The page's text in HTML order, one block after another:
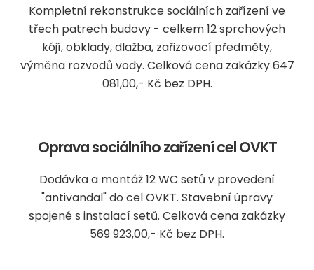
Kompletní rekonstrukce sociálních zařízení ve
třech patrech budovy - celkem 12 sprchových
kójí, obklady, dlažba, zařizovací předměty,
výměna rozvodů vody. Celková cena zakázky 647
081,00,- Kč bez DPH.
Oprava sociálního zařízení cel OVKT
Dodávka a montáž 12 WC setů v provedení
"antivandal" do cel OVKT. Stavební úpravy
spojené s instalací setů. Celková cena zakázky
569 923,00,- Kč bez DPH.